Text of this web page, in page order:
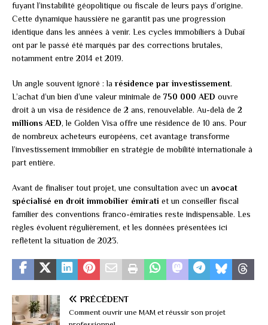
fuyant l’instabilité géopolitique ou fiscale de leurs pays d’origine.
Cette dynamique haussière ne garantit pas une progression
identique dans les années à venir. Les cycles immobiliers à Dubaï
ont par le passé été marqués par des corrections brutales,
notamment entre 2014 et 2019.
Un angle souvent ignoré : la résidence par investissement.
L’achat d’un bien d’une valeur minimale de 750 000 AED ouvre
droit à un visa de résidence de 2 ans, renouvelable. Au-delà de 2
millions AED, le Golden Visa offre une résidence de 10 ans. Pour
de nombreux acheteurs européens, cet avantage transforme
l’investissement immobilier en stratégie de mobilité internationale à
part entière.
Avant de finaliser tout projet, une consultation avec un avocat
spécialisé en droit immobilier émirati et un conseiller fiscal
familier des conventions franco-émiraties reste indispensable. Les
règles évoluent régulièrement, et les données présentées ici
reflètent la situation de 2023.
PRÉCÉDENT
Comment ouvrir une MAM et réussir son projet